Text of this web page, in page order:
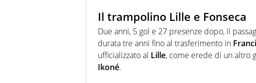
Il trampolino Lille e Fonseca
Due anni, 5 gol e 27 presenze dopo, il
durata tre anni fino al trasferimento in
ufficializzato al Lille, come erede di un altro
Ikoné.